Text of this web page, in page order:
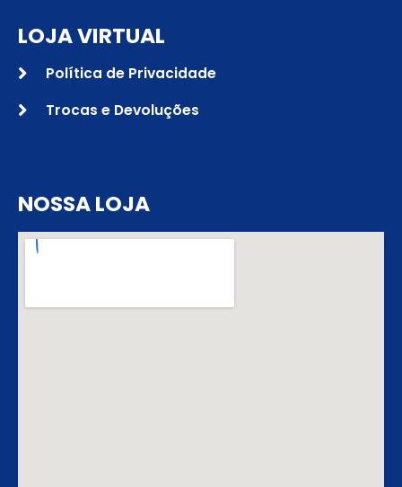
LOJA VIRTUAL
Política de Privacidade
Trocas e Devoluções
NOSSA LOJA